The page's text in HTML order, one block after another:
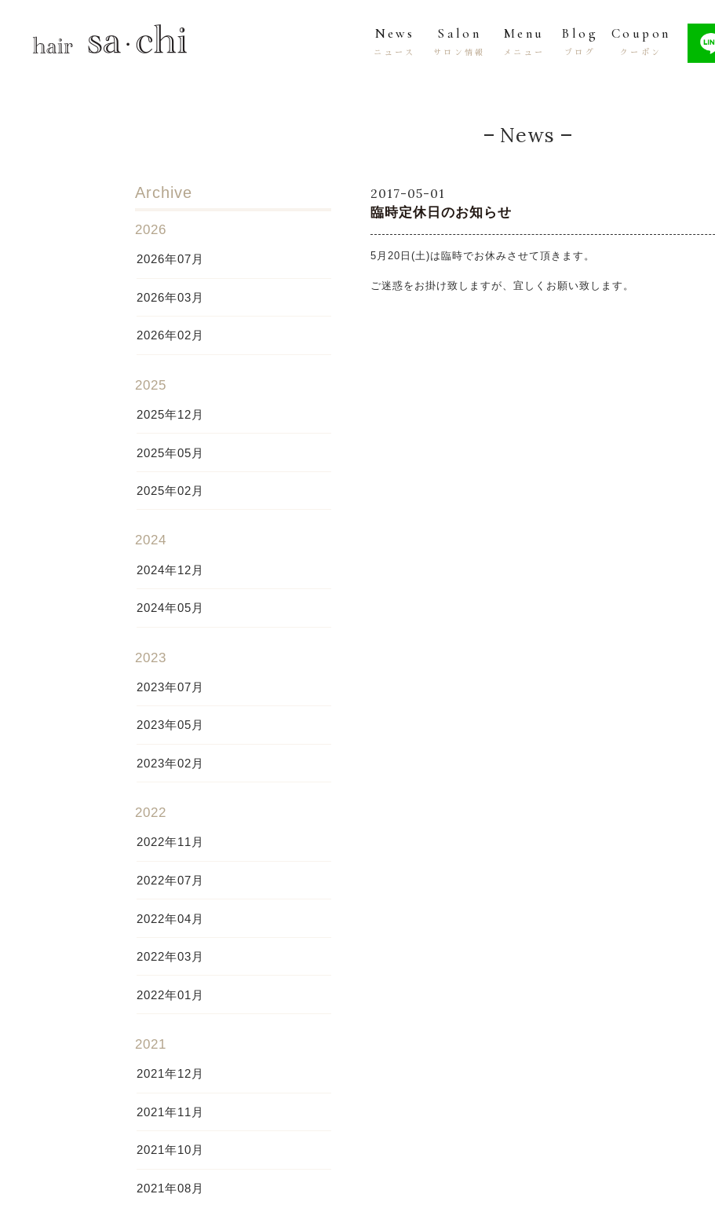
News
ニュース
Salon
サロン情報
Menu
メニュー
Blog
ブログ
Coupon
クーポン
News
2017-05-01
臨時定休日のお知らせ
5月20日(土)は臨時でお休みさせて頂きます。
ご迷惑をお掛け致しますが、宜しくお願い致します。
Archive
2026
2026年07月
2026年03月
2026年02月
2025
2025年12月
2025年05月
2025年02月
2024
2024年12月
2024年05月
2023
2023年07月
2023年05月
2023年02月
2022
2022年11月
2022年07月
2022年04月
2022年03月
2022年01月
2021
2021年12月
2021年11月
2021年10月
2021年08月